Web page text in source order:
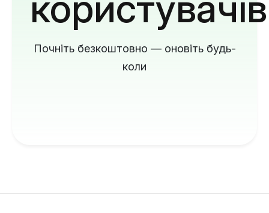
Почніть безкоштовно — оновіть будь-
коли